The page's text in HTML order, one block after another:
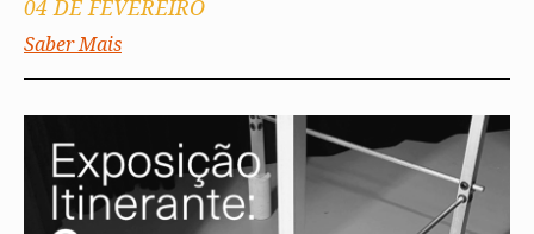
04 DE FEVEREIRO
Saber Mais